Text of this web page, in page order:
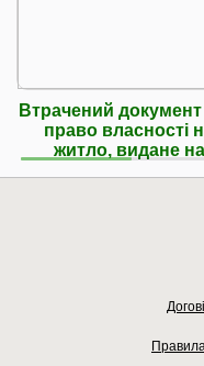
Втрачений
право власності
житло, видане на